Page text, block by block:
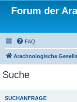
Forum der
FAQ
Arachnologische
Suche
SUCHANFRAGE